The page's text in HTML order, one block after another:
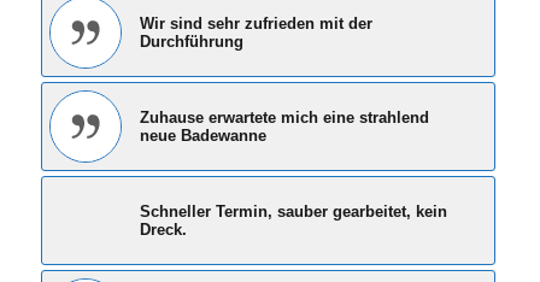
Wir sind sehr zufrieden mit der
Durchführung
Zuhause erwartete mich eine strahlend
neue Badewanne
Schneller Termin, sauber gearbeitet, kein
Dreck.